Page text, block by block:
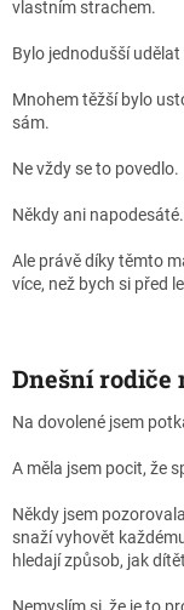
vlastním strachem.
Bylo jednodušší udělat
Mnohem těžší bylo
sám.
Ne vždy se to povedlo.
Někdy ani napodesáté.
Ale právě díky těmto
více, než bych si před
Dnešní
Na dovolené jsem
A měla jsem pocit, že
Někdy jsem
snaží vyhovět
hledají způsob, jak